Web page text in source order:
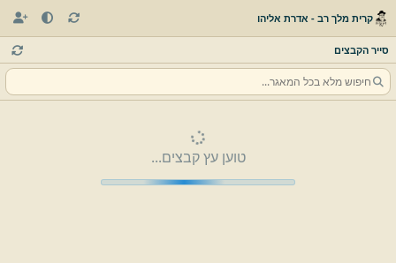
קרית מלך רב - אדרת אליהו
סייר הקבצים
טוען עץ קבצים...